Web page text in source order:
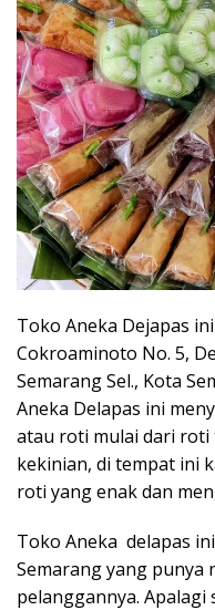
Toko Aneka Dejapas
Cokroaminoto No. 5,
Semarang Sel., Kota
Aneka Delapas ini
atau roti mulai dari
kekinian, di tempat ini
roti yang enak dan
Toko Aneka delapas
Semarang yang punya
pelanggannya.